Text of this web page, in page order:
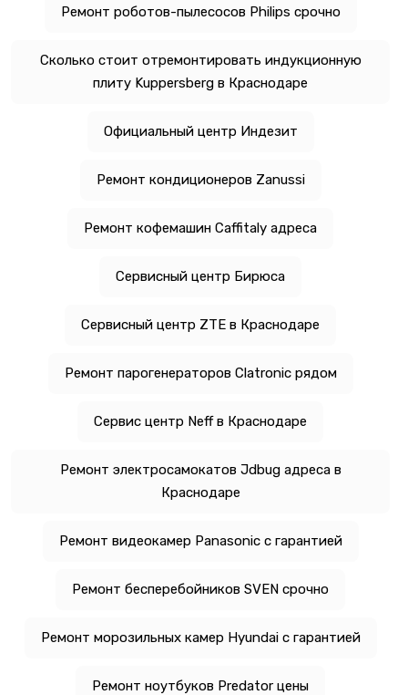
Ремонт роботов-пылесосов Philips срочно
Сколько стоит отремонтировать индукционную
плиту Kuppersberg в Краснодаре
Официальный центр Индезит
Ремонт кондиционеров Zanussi
Ремонт кофемашин Caffitaly адреса
Сервисный центр Бирюса
Сервисный центр ZTE в Краснодаре
Ремонт парогенераторов Clatronic рядом
Сервис центр Neff в Краснодаре
Ремонт электросамокатов Jdbug адреса в
Краснодаре
Ремонт видеокамер Panasonic с гарантией
Ремонт бесперебойников SVEN срочно
Ремонт морозильных камер Hyundai с гарантией
Ремонт ноутбуков Predator цены